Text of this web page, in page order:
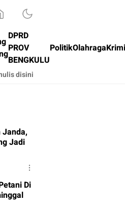
DPRD
PROV
BENGKULU
PolitikOlahraga
disini
Janda,
Jadi
Di